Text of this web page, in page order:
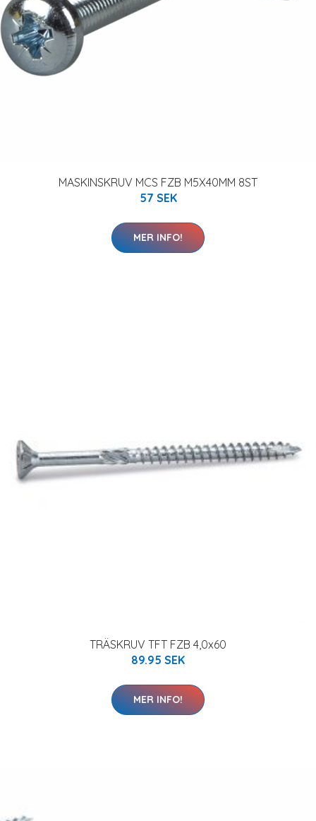
MASKINSKRUV MCS FZB M5X40MM 8ST
57 SEK
MER INFO!
TRÄSKRUV TFT FZB 4,0x60
89.95 SEK
MER INFO!